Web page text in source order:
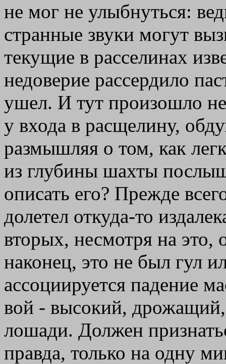
не мог не улыбнуться:
странные звуки могут
текущие в расселинах
недоверие рассердило
ушел. И тут произошло
у входа в расщелину,
размышляя о том, как
из глубины шахты
описать его? Прежде
долетел откуда-то
вторых, несмотря на
наконец, это не был гул
ассоциируется падение
вой - высокий,
лошади. Должен
правда, только на одну